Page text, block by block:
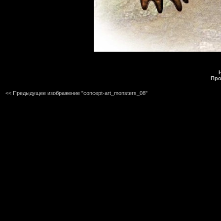
<< Предыдущее изображение "concept-art_monsters_08"